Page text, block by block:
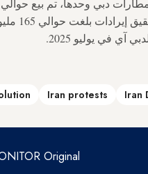
في يوليو 2025.
Iran
Iran protests
Original